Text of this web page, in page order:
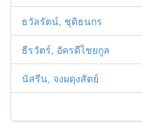
ธวัลรัตน์, ชุติธนกร
ธีรวัตร์, อัครดีไชยกูล
นัสรีน, จงผดุงสัตย์